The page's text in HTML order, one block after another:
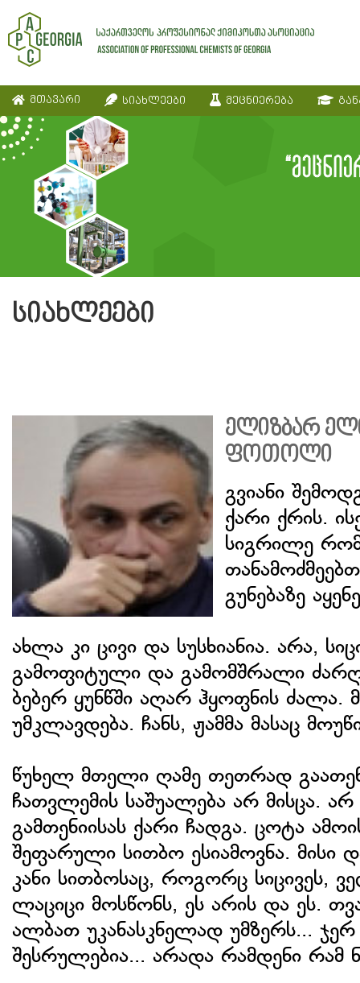
მთავარი სიახლეები მეცნიერება
სიახლეები
ელიზბარ
ფოთოლი
გვიანი
ქარი ქრის.
სიგრილე
გუნებაზე
ახლა კი ცივი და სუსხიანია. არა,
გამოფიტული და გამომშრალი
ბებერ ყუნწში აღარ ჰყოფნის ძალა.
უმკლავდება. ჩანს, ჟამმა მასაც
წუხელ მთელი ღამე თეთრად
ჩათვლემის საშუალება არ მისცა.
გამთენიისას ქარი ჩადგა. ცოტა
შეფარული სითბო ესიამოვნა. მისი
კანი სითბოსაც, როგორც სიცივეს,
ლაციცი მოსწონს, ეს არის და ეს.
ალბათ უკანასკნელად უმზერს...
შესრულებია... არადა რამდენი რამ